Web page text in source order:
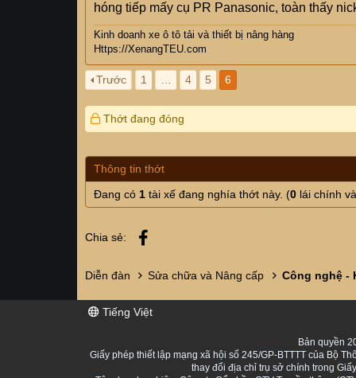
hóng tiếp mấy cụ PR Panasonic, toàn thấy
Kinh doanh xe ô tô tải và thiết bị nâng hàng
Https://XenangTEU.com
Trước 1 4 5 6
Thớt đang đóng
Thông tin thớt
Đang có 1 tài xế đang nghía thớt này. (0 lái chính và
Chia sẻ:
Diễn đàn Sửa chữa và Nâng cấp Công nghệ -
Tiếng Việt
Bản quyền
Giấy phép thiết lập mạng xã hội số 245/GP-BTTTT của Bộ
thay đổi địa chỉ trụ sở chính trong